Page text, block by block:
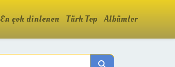
En çok dinlenen Türk Top Albümler